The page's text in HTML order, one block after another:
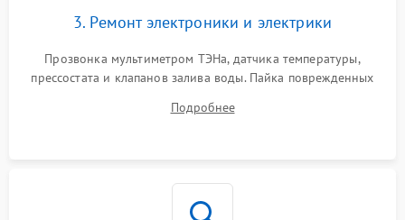
3. Ремонт электроники и электрики
Прозвонка мультиметром ТЭНа, датчика температуры,
прессостата и клапанов залива воды. Пайка поврежденных
Восстановление целостности проводки и контактов.
Подробнее